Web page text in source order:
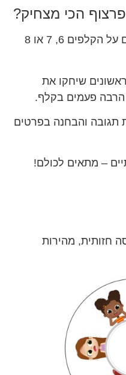
הכי מצחיק?
11 פרצופים מצחיקים מופיעים על הקלפים 6, 7 או 8
שיחקו את
הרבה פעמים בקלף.
תגובה והבחנה בפרטים
– מתאים לכולם!
חזותית, מהירות